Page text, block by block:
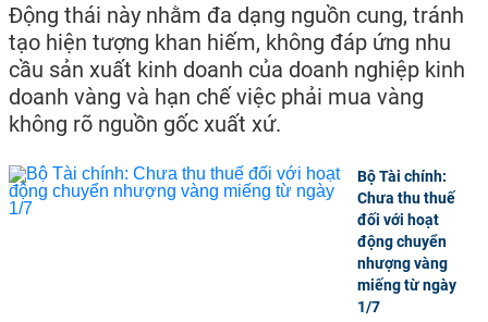
Động thái này nhằm đa dạng nguồn cung, tránh
tạo hiện tượng khan hiếm, không đáp ứng nhu
cầu sản xuất kinh doanh của doanh nghiệp kinh
doanh vàng và hạn chế việc phải mua vàng
không rõ nguồn gốc xuất xứ.
Bộ Tài chính:
Chưa thu thuế
đối với hoạt
động chuyển
nhượng vàng
miếng từ ngày
1/7